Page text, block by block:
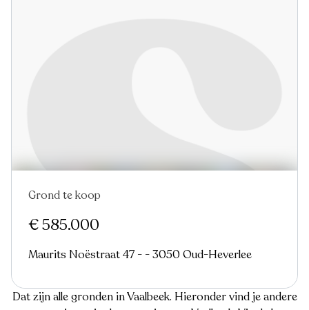
Grond te koop
€ 585.000
Maurits Noëstraat 47 - - 3050 Oud-Heverlee
Dat zijn alle gronden in Vaalbeek. Hieronder vind je andere